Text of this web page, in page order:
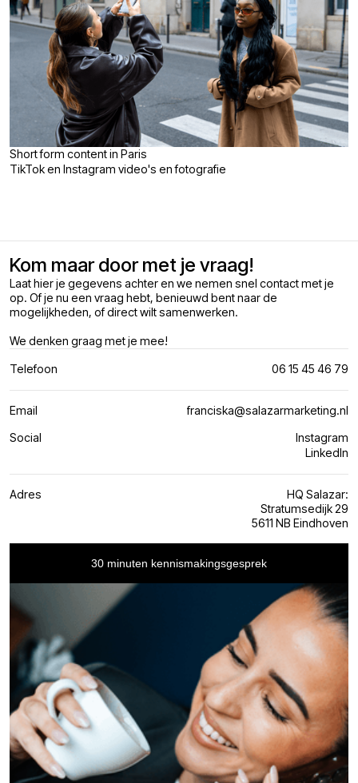
Short form content in Paris
TikTok en Instagram video's en fotografie
Kom maar door met je vraag!
Laat hier je gegevens achter en we nemen snel contact met je
op. Of je nu een vraag hebt, benieuwd bent naar de
mogelijkheden, of direct wilt samenwerken.
We denken graag met je mee!
Telefoon 06 15 45 46 79
Email
franciska@salazarmarketing.nl
Social
Instagram
LinkedIn
Adres
HQ Salazar:
Stratumsedijk 29
5611 NB Eindhoven
30 minuten kennismakingsgesprek